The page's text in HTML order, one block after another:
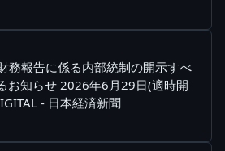
務報告に係る内部統制の開示すべ
お知らせ 2026年6月29日(適時開
- 日本経済新聞